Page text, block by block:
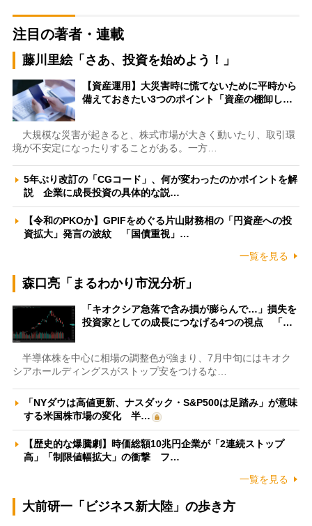
注目の著者・連載
藤川里絵「さあ、投資を始めよう！」
【資産運用】大災害時に慌てないために平時から
備えておきたい3つのポイント「資産の棚卸し…
大規模な災害が起きると、株式市場が大きく動いたり、取引環
境が不安定になったりすることがある。一方…
5年ぶり改訂の「CGコード」、何が変わったのかポイントを解
説 企業に成長投資の具体的な説…
【令和のPKOか】GPIFをめぐる片山財務相の「円資産への投
資拡大」発言の波紋 「国債重視」…
一覧を見る
森口亮「まるわかり市況分析」
「キオクシア急落で含み損が膨らんで…」損失を
投資家としての成長につなげる4つの視点 「…
半導体株を中心に相場の調整色が強まり、7月中旬にはキオク
シアホールディングスがストップ安をつけるな…
「NYダウは高値更新、ナスダック・S&P500は足踏み」が意味
する米国株市場の変化 半…
【歴史的な爆騰劇】時価総額10兆円企業が「2連続ストップ
高」「制限値幅拡大」の衝撃 フ…
一覧を見る
大前研一「ビジネス新大陸」の歩き方